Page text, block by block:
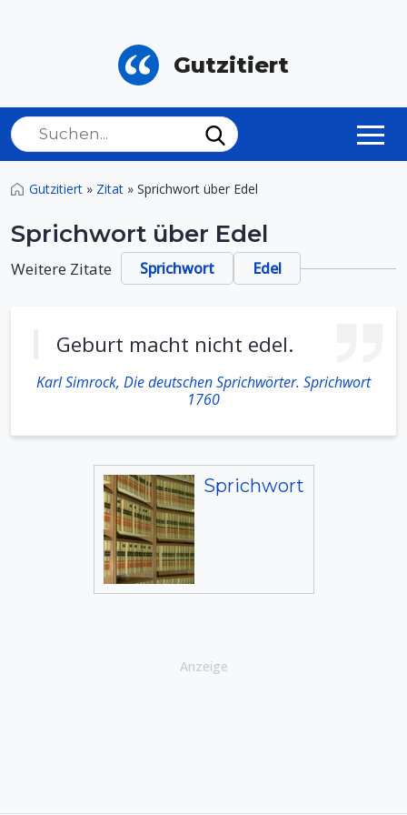
Gutzitiert
Gutzitiert » Zitat » Sprichwort über Edel
Sprichwort über Edel
Weitere Zitate Sprichwort Edel
Geburt macht nicht edel.
Karl Simrock, Die deutschen Sprichwörter. Sprichwort
1760
Sprichwort
Anzeige